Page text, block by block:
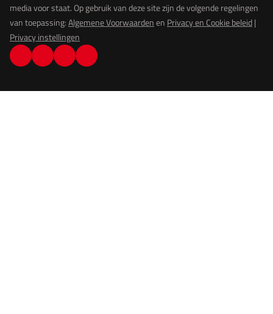
media voor staat. Op gebruik van deze site zijn de volgende regelingen
van toepassing:Algemene Voorwaardenen Privacy en Cookie beleid|
Privacy instellingen